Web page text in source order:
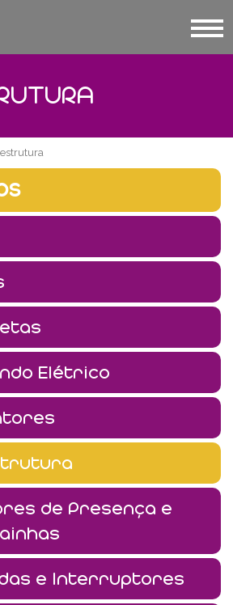
Elétrico
de Presença e
e Interruptores